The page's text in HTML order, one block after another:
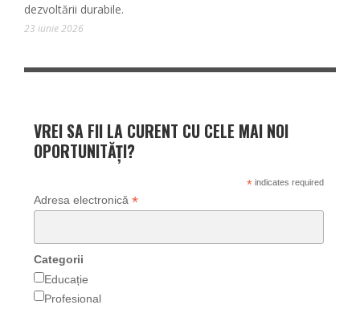
dezvoltării durabile.
23 iunie 2026
VREI SA FII LA CURENT CU CELE MAI NOI
OPORTUNITĂȚI?
*indicates required
Adresa electronică *
Categorii
Educație
Profesional